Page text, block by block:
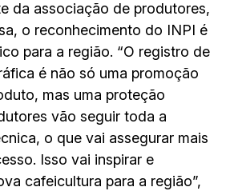
da associação de produtores,
o reconhecimento do INPI é
para a região. “O registro de
é não só uma promoção
mas uma proteção
vão seguir toda a
o que vai assegurar mais
Isso vai inspirar e
cafeicultura para a região”,